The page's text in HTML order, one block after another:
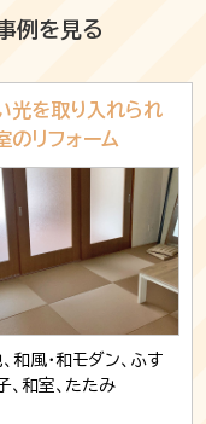
例を見る
光を取り入れられ
のリフォーム
和風・和モダン、ふす
、和室、たたみ